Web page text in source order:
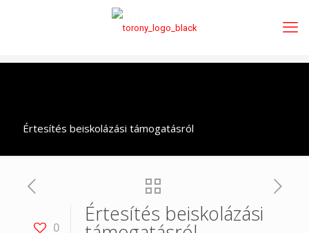
Értesítés beiskolázási támogatásról
0
Értesítés beiskolázási